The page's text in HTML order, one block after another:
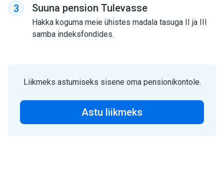
3 Suuna pension Tulevasse
Hakka koguma meie ühistes madala tasuga II ja III
samba indeksfondides.
Liikmeks astumiseks sisene oma pensionikontole.
Astu liikmeks